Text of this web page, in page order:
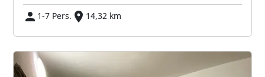
1-7 Pers.
14,32 km